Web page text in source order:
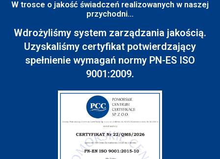
W trosce o jakość świadczeń realizowanych w naszej
przychodni...
Wdrożyliśmy system zarządzania jakością.
Uzyskaliśmy certyfikat potwierdzający
spełnienie wymagań normy PN-ES ISO
9001:2009.